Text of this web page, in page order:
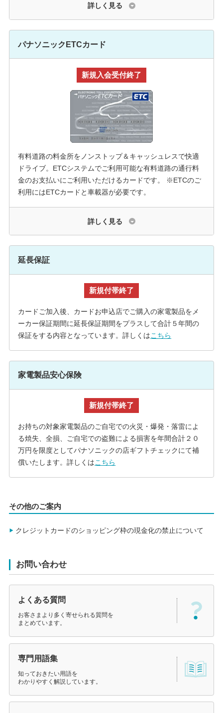
詳しく見る
パナソニックETCカード
新規入会受付終了
有料道路の料金所をノンストップ＆キャッシュレスで快適
ドライブ。ETCシステムでご利用可能な有料道路の通行料
金のお支払いにご利用いただけるカードです。 ※ETCのご
利用にはETCカードと車載器が必要です。
詳しく見る
延長保証
新規付帯終了
カードご加入後、カードお申込店でご購入の家電製品をメ
ーカー保証期間に延長保証期間をプラスして合計５年間の
保証をする内容となっています。詳しくはこちら
家電製品安心保険
新規付帯終了
お持ちの対象家電製品のご自宅での火災・爆発・落雷によ
る焼失、全損、ご自宅での盗難による損害を年間合計２０
万円を限度としてパナソニックの店ギフトチェックにて補
償いたします。詳しくはこちら
その他のご案内
クレジットカードのショッピング枠の現金化の禁止について
お問い合わせ
よくある質問
お客さまより多く寄せられる質問を
まとめています。
専門用語集
知っておきたい用語を
わかりやすく解説しています。